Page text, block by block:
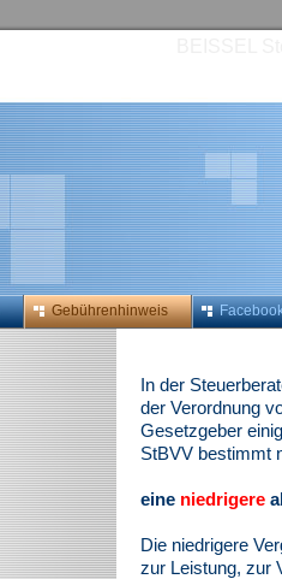
Gebührenhinweis
In der
der Verordnung
Gesetzgeber
StBVV bestimmt
eine niedrigere
Die niedrigere
zur Leistung, zur